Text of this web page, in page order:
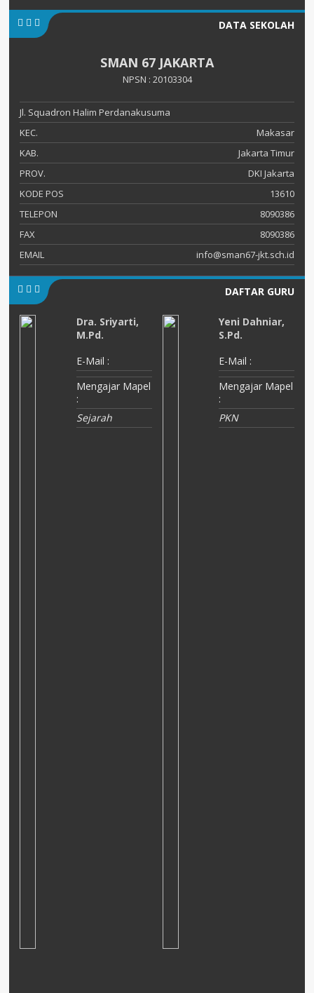
DATA SEKOLAH
SMAN 67 JAKARTA
NPSN : 20103304
Jl. Squadron Halim Perdanakusuma
KEC.
Makasar
KAB.
Jakarta Timur
PROV.
DKI Jakarta
KODE POS
13610
TELEPON
8090386
FAX
8090386
EMAIL
info@sman67-jkt.sch.id
DAFTAR GURU
Dra. Sriyarti,
M.Pd.
E-Mail :
Mengajar Mapel
:
Sejarah
Yeni Dahniar,
S.Pd.
E-Mail :
Mengajar Mapel
:
PKN